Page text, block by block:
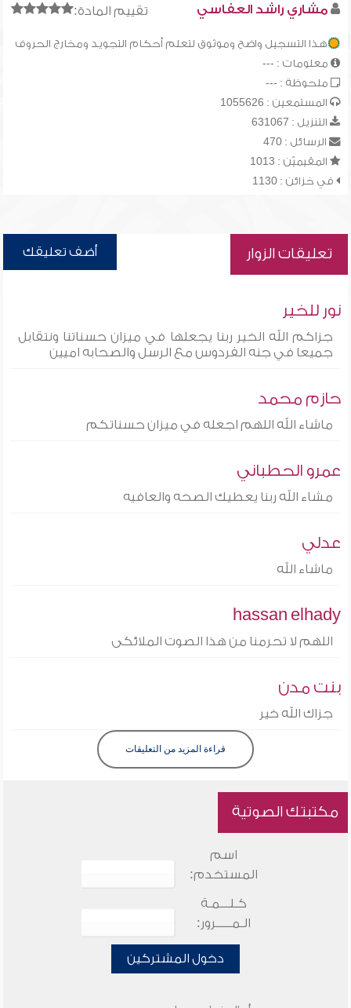
تقييم المادة: مشاري راشد العفاسي
هذا التسجيل واضح وموثوق لتعلم أحكام التجويد ومخارج الحروف
معلومات : ---
ملحوظة : ---
المستمعين : 1055626
التنزيل : 631067
الرسائل : 470
المقيميّن : 1013
في خزائن : 1130
تعليقات الزوار أضف تعليقك
نور للخير
جزاكم الله الخير ربنا يجعلها في ميزان حسناتنا ونتقابل
جميعا في جنه الفردوس مع الرسل والصحابه اميين
حازم محمد
ماشاء الله اللهم اجعله في ميزان حسناتكم
عمرو الحطباني
مشاء الله ربنا يعطيك الصحه والعافيه
عدلي
ماشاء الله
hassan elhady
اللهم لا تحرمنا من هذا الصوت الملائكى
بنت مدن
جزاك الله خير
قراءة المزيد من التعليقات
مكتبتك الصوتية
اسم
المستخدم:
كـلـــمـة
الـمـــــرور:
دخول المشتركين